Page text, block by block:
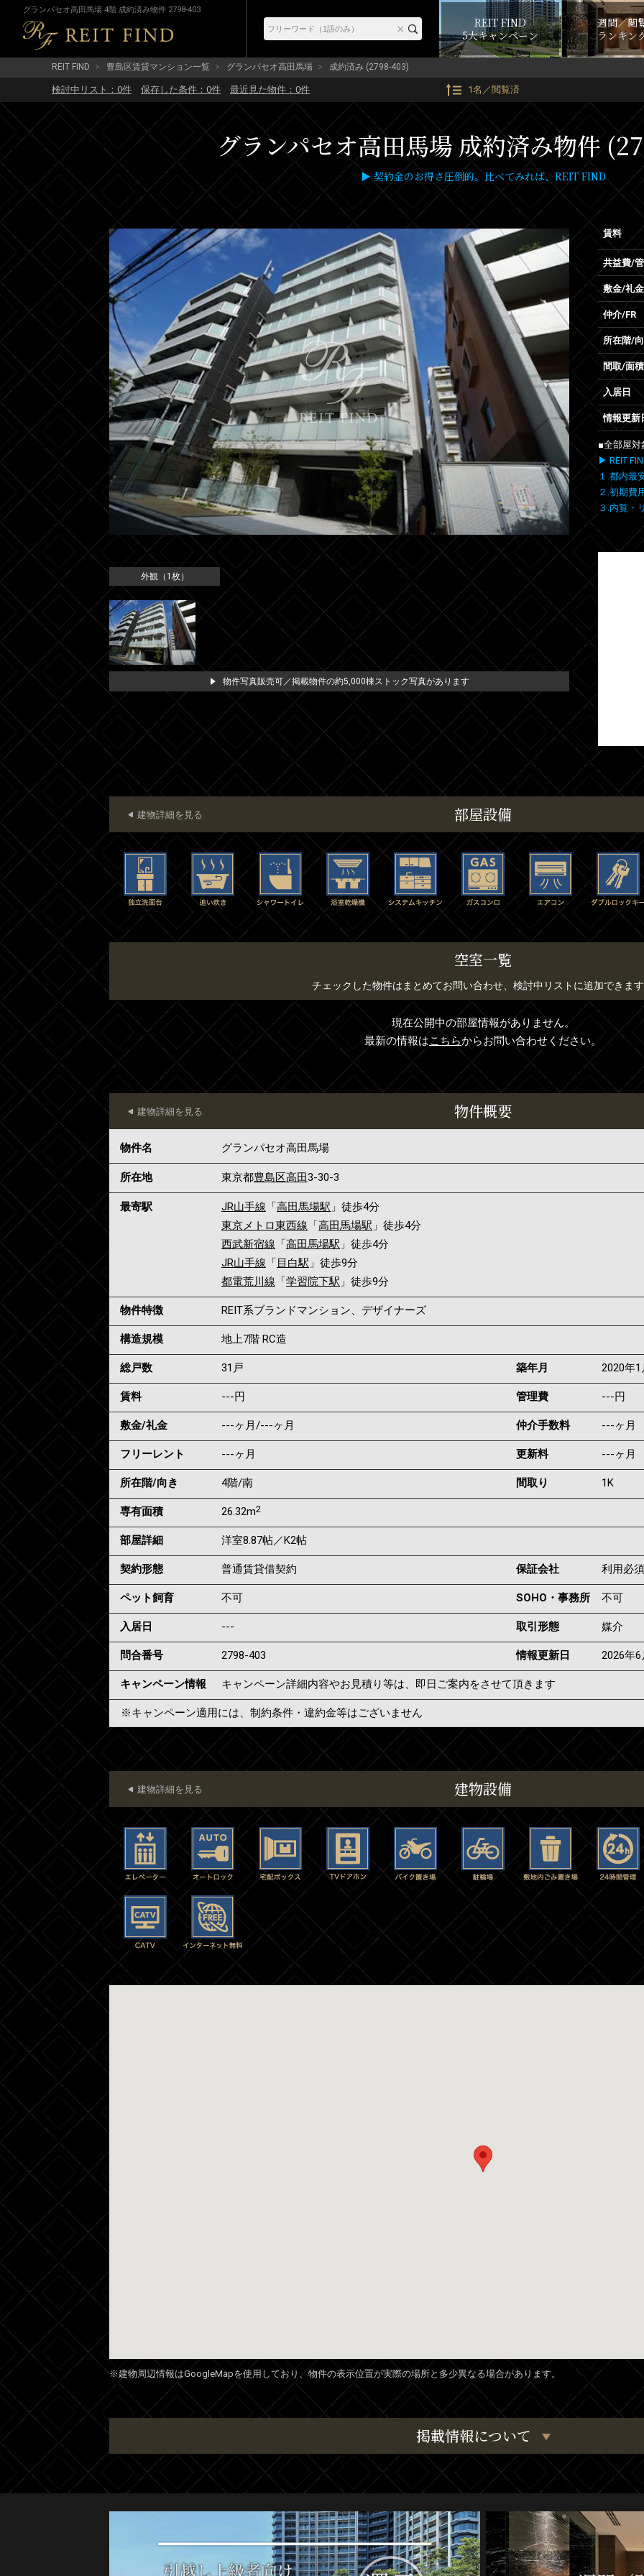
グランパセオ高田馬場 4階 成約済み物件 2798-403
REIT FIND
5大キャンペーン
週間／閲
ランキン
REIT FIND 豊島区賃貸マンション一覧 グランパセオ高田馬場 成約済み (2798-403)
検討中リスト： 0件 保存した条件： 0件 最近見た物件： 0件 1名／閲覧済
グランパセオ高田馬場 成約済み物件
▶ 契約金のお得さ圧倒的。比べてみれば、REIT FIND
外観（1枚）
物件写真販売可／掲載物件の約5,000棟ストック写真があります
賃料
共益費/
敷金/礼金
仲介/FR
所在階/
間取/面積
入居日
情報更新
■全部屋対
▶ REIT
１.都内最
２.初期費
３.内覧・
部屋設備
建物詳細を見る
空室一覧
チェックした物件はまとめてお問い合わせ、検討中リストに追加できま
現在公開中の部屋情報がありません。
最新の情報はこちらからお問い合わせください。
物件概要
建物詳細を見る
物件名 グランパセオ高田馬場
所在地 東京都豊島区高田3-30-3
最寄駅 JR山手線 「高田馬場駅 」徒歩4分
東京メトロ東西線 「高田馬場駅 」徒歩4分
西武新宿線 「高田馬場駅 」徒歩4分
JR山手線 「目白駅 」徒歩9分
都電荒川線 「学習院下駅 」徒歩9分
物件特徴 REIT系ブランドマンション、デザイナーズ
構造規模 地上7階 RC造
総戸数 31戸 築年月 2020年1
賃料 ---円 管理費 ---円
敷金/礼金 ---ヶ月/---ヶ月 仲介手数料 ---ヶ月
フリーレント ---ヶ月 更新料 ---ヶ月
所在階/向き 4階/南 間取り 1K
専有面積 26.32m2
部屋詳細 洋室8.87帖／K2帖
契約形態 普通賃貸借契約 保証会社 利用必須
ペット飼育 不可 SOHO・事務所 不可
入居日 --- 取引形態 媒介
問合番号 2798-403 情報更新日 2026年
キャンペーン情報 キャンペーン詳細内容やお見積り等は、即日ご案内をさせて頂きます
※キャンペーン適用には、制約条件・違約金等はございません
建物設備
建物詳細を見る
※建物周辺情報はGoogleMapを使用しており、物件の表示位置が実際の場所と多少異なる場合があります。
掲載情報について